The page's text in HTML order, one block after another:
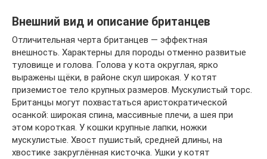
Внешний вид и описание британцев
Отличительная черта британцев — эффектная
внешность. Характерны для породы отменно развитые
туловище и голова. Голова у кота округлая, ярко
выражены щёки, в районе скул широкая. У котят
приземистое тело крупных размеров. Мускулистый торс.
Британцы могут похвастаться аристократической
осанкой: широкая спина, массивные плечи, а шея при
этом короткая. У кошки крупные лапки, ножки
мускулистые. Хвост пушистый, средней длины, на
хвостике закруглённая кисточка. Ушки у котят